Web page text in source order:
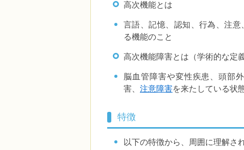
高次機能とは
言語、記憶、認知、行為、注
る機能のこと
高次機能障害とは（学術的な定義
脳血管障害や変性疾患、頭部
害、 注意障害を来たしている状
特徴
以下の特徴から、周囲に理解さ